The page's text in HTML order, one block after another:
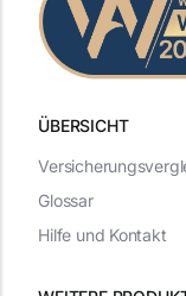
ÜBERSICHT
Glossar
Hilfe und Kontakt